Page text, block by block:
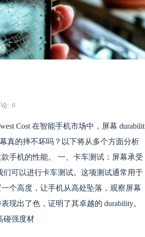
0
Cost 在智能手机市场中，屏幕 durabilit
真的摔不坏吗？以下将从多个方面分析
手机的性能。 一、卡车测试：屏幕承受
可以进行卡车测试。这项测试通常用于
个高度，让手机从高处坠落，观察屏幕
现出了色，证明了其卓越的 durability。
碰强度材